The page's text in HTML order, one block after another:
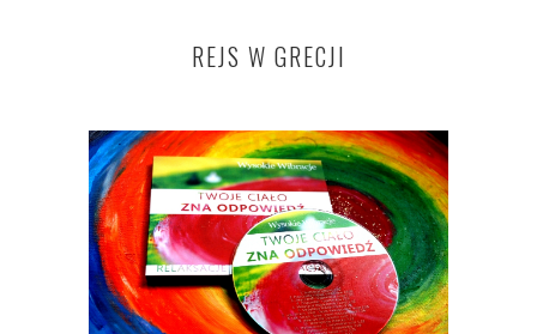
REJS W GRECJI